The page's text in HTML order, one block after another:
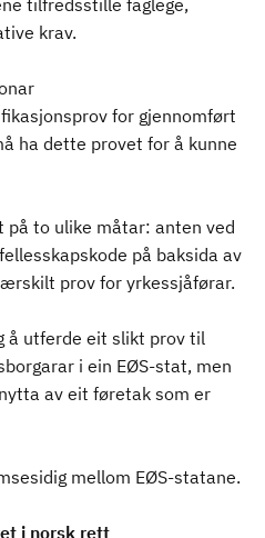
tilfredsstille faglege,
krav.
for gjennomført
ha dette provet for å kunne
to ulike måtar: anten ved
på baksida av
prov for yrkessjåførar.
å utferde eit slikt prov til
i ein EØS-stat, men
av eit føretak som er
mellom EØS-statane.
i norsk rett